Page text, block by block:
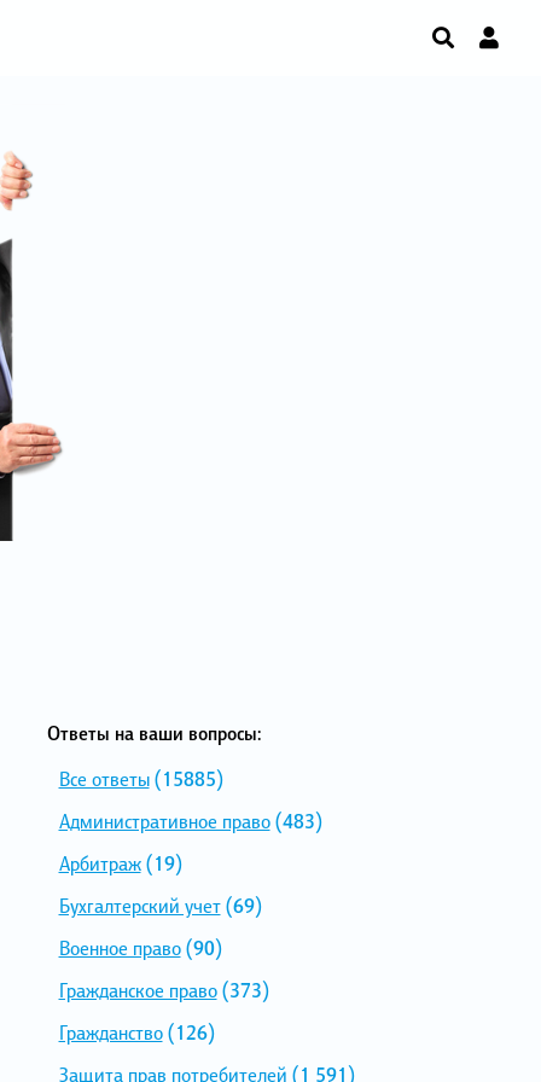
Ответы на ваши вопросы:
Все ответы(15885)
Административное право(483)
Арбитраж(19)
Бухгалтерский учет(69)
Военное право(90)
Гражданское право(373)
Гражданство(126)
Защита прав потребителей (1 591)